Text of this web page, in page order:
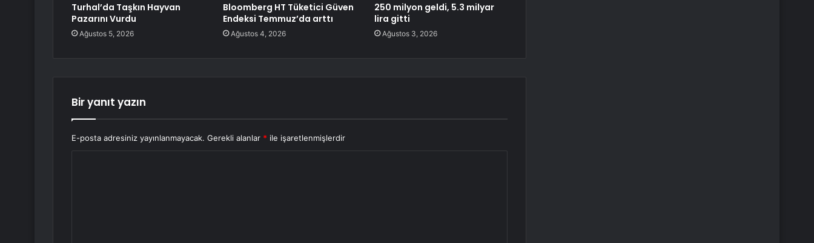
Turhal’da Taşkın Hayvan
Pazarını Vurdu
Ağustos 5, 2026
Bloomberg HT Tüketici Güven
Endeksi Temmuz’da arttı
Ağustos 4, 2026
250 milyon geldi, 5.3 milyar
lira gitti
Ağustos 3, 2026
Bir yanıt yazın
E-posta adresiniz yayınlanmayacak. Gerekli alanlar * ile işaretlenmişlerdir